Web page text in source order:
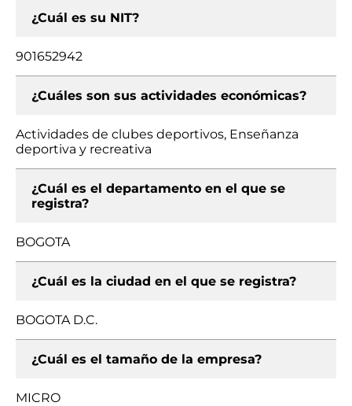
¿Cuál es su NIT?
901652942
¿Cuáles son sus actividades económicas?
Actividades de clubes deportivos, Enseñanza
deportiva y recreativa
¿Cuál es el departamento en el que se
registra?
BOGOTA
¿Cuál es la ciudad en el que se registra?
BOGOTA D.C.
¿Cuál es el tamaño de la empresa?
MICRO